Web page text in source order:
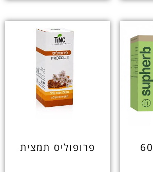
פרופוליס תמצית